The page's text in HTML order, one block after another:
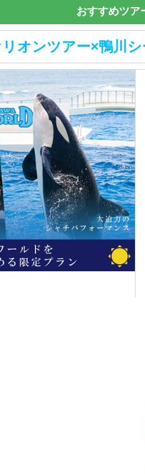
おすすめツア
リオンツアー×鴨川